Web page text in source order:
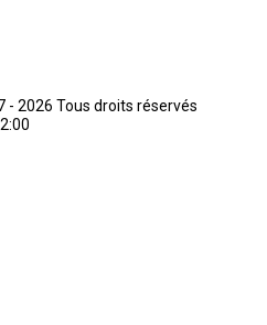
2026 Tous droits réservés